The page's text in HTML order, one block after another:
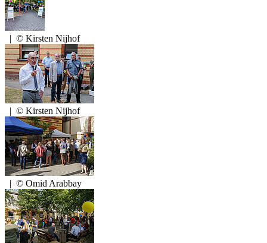
| © Kirsten Nijhof
| © Kirsten Nijhof
| © Omid Arabbay